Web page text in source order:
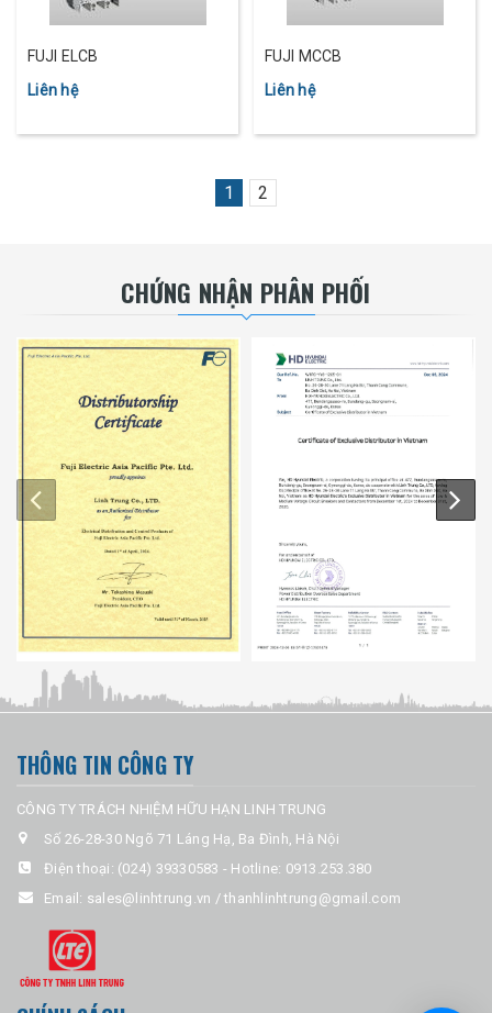
FUJI ELCB
Liên hệ
FUJI MCCB
Liên hệ
1 2
CHỨNG NHẬN PHÂN PHỐI
THÔNG TIN CÔNG TY
CÔNG TY TRÁCH NHIỆM HỮU HẠN LINH TRUNG
Số 26-28-30 Ngõ 71 Láng Hạ, Ba Đình, Hà Nội
Điện thoại: (024) 39330583 - Hotline: 0913.253.380
Email: sales@linhtrung.vn / thanhlinhtrung@gmail.com